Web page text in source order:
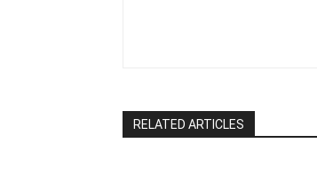
RELATED ARTICLES